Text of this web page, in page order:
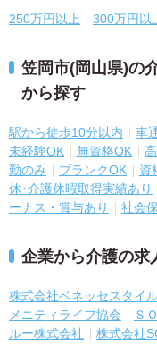
250万円以上 300万円以
笠岡市(岡山県)の
から探す
駅から徒歩10分以内 車
未経験OK
無資格OK
勤のみ
ブランクOK 資
休･介護休暇取得実績あり
ーナス・賞与あり
社会
企業から介護の求
株式会社ベネッセスタイ
メニティライフ協会
Ｓ
ルー株式会社
株式会社